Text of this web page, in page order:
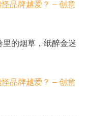
的烟草，纸醉金迷